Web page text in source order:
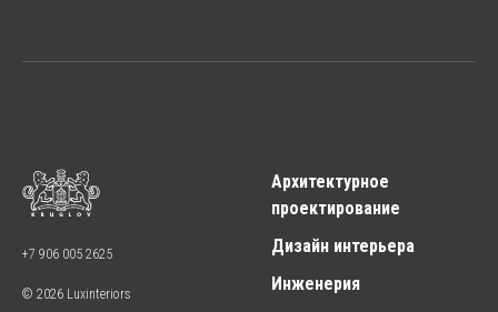
+7 906 005 2625
© 2026 Luxinteriors
Архитектурное
проектирование
Дизайн интерьера
Инженерия